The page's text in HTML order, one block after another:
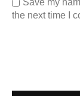
Save my
the next time I